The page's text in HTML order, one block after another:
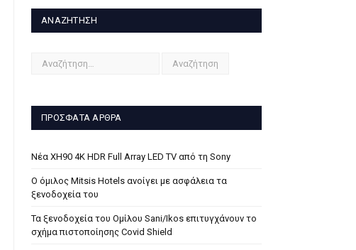
ΑΝΑΖΉΤΗΣΗ
ΠΡΌΣΦΑΤΑ ΆΡΘΡΑ
Νέα XH90 4K HDR Full Array LED TV από τη Sony
Ο όμιλος Mitsis Hotels ανοίγει με ασφάλεια τα
ξενοδοχεία του
Τα ξενοδοχεία του Ομίλου Sani/Ikos επιτυγχάνουν το
σχήμα πιστοποίησης Covid Shield